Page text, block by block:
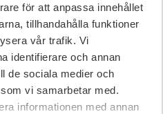
för att anpassa innehållet
tillhandahålla funktioner
vår trafik. Vi
identifierare och annan
de sociala medier och
vi samarbetar med.
informationen med annan
Inköpare
IT Specialist
IT-arkitekt IT-inköp